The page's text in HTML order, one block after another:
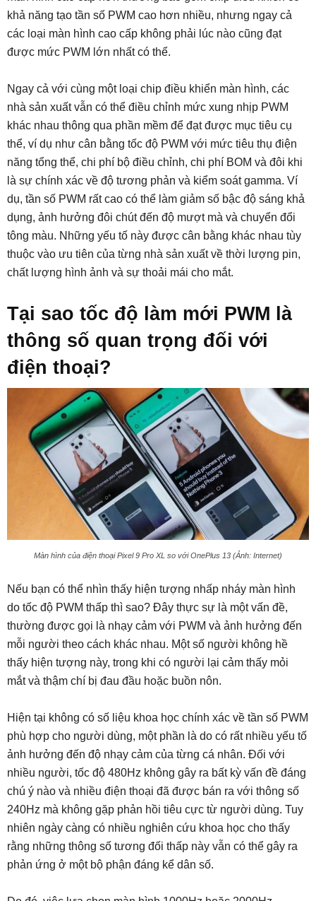
khả năng tạo tần số PWM cao hơn nhiều, nhưng ngay cả
các loại màn hình cao cấp không phải lúc nào cũng đạt
được mức PWM lớn nhất có thể.
Ngay cả với cùng một loại chip điều khiển màn hình, các
nhà sản xuất vẫn có thể điều chỉnh mức xung nhịp PWM
khác nhau thông qua phần mềm để đạt được mục tiêu cụ
thể, ví dụ như cân bằng tốc độ PWM với mức tiêu thụ điện
năng tổng thể, chi phí bộ điều chỉnh, chi phí BOM và đôi khi
là sự chính xác về độ tương phản và kiểm soát gamma. Ví
dụ, tần số PWM rất cao có thể làm giảm số bậc độ sáng khả
dụng, ảnh hưởng đôi chút đến độ mượt mà và chuyển đổi
tông màu. Những yếu tố này được cân bằng khác nhau tùy
thuộc vào ưu tiên của từng nhà sản xuất về thời lượng pin,
chất lượng hình ảnh và sự thoải mái cho mắt.
Tại sao tốc độ làm mới PWM là
thông số quan trọng đối với
điện thoại?
Màn hình của điện thoại Pixel 9 Pro XL so với OnePlus 13 (Ảnh: Internet)
Nếu bạn có thể nhìn thấy hiện tượng nhấp nháy màn hình
do tốc độ PWM thấp thì sao? Đây thực sự là một vấn đề,
thường được gọi là nhạy cảm với PWM và ảnh hưởng đến
mỗi người theo cách khác nhau. Một số người không hề
thấy hiện tượng này, trong khi có người lại cảm thấy mỏi
mắt và thậm chí bị đau đầu hoặc buồn nôn.
Hiện tại không có số liệu khoa học chính xác về tần số PWM
phù hợp cho người dùng, một phần là do có rất nhiều yếu tố
ảnh hưởng đến độ nhạy cảm của từng cá nhân. Đối với
nhiều người, tốc độ 480Hz không gây ra bất kỳ vấn đề đáng
chú ý nào và nhiều điện thoại đã được bán ra với thông số
240Hz mà không gặp phản hồi tiêu cực từ người dùng. Tuy
nhiên ngày càng có nhiều nghiên cứu khoa học cho thấy
rằng những thông số tương đối thấp này vẫn có thể gây ra
phản ứng ở một bộ phận đáng kể dân số.